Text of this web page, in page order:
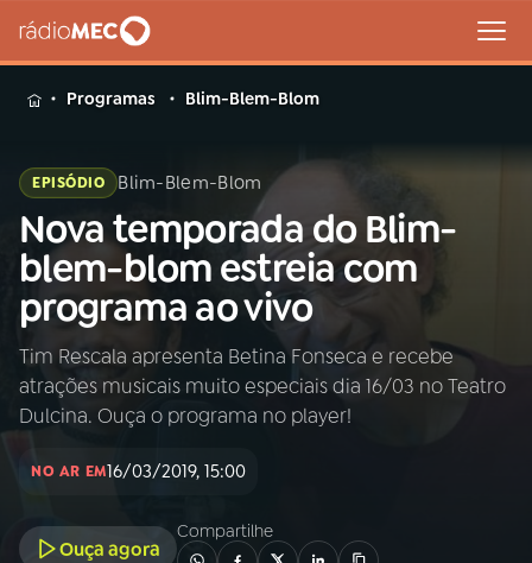
MENU
Buscar
na
Rádio
MEC
Buscar
Início AO VIVO
INÍCIO
Programas Blim-Blem-Blom
EPISÓDIO Blim-Blem-Blom
Nova temporada do Blim-
blem-blom estreia com
programa ao vivo
Tim Rescala apresenta Betina Fonseca e recebe
atrações musicais muito especiais dia 16/03 no Teatro
Dulcina. Ouça o programa no player!
NO AR EM16/03/2019, 15:00
Ouça agora
Compartilhe